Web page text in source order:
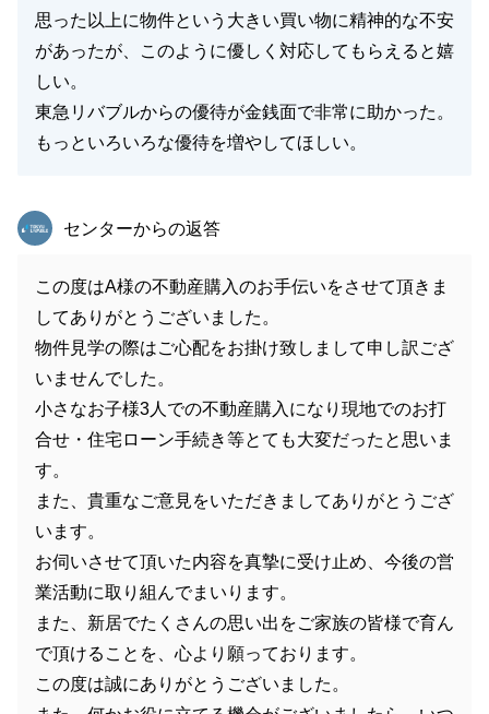
思った以上に物件という大きい買い物に精神的な不安
があったが、このように優しく対応してもらえると嬉
しい。
東急リバブルからの優待が金銭面で非常に助かった。
もっといろいろな優待を増やしてほしい。
東急リバブル
センターからの返答
この度はA様の不動産購入のお手伝いをさせて頂きま
してありがとうございました。
物件見学の際はご心配をお掛け致しまして申し訳ござ
いませんでした。
小さなお子様3人での不動産購入になり現地でのお打
合せ・住宅ローン手続き等とても大変だったと思いま
す。
また、貴重なご意見をいただきましてありがとうござ
います。
お伺いさせて頂いた内容を真摯に受け止め、今後の営
業活動に取り組んでまいります。
また、新居でたくさんの思い出をご家族の皆様で育ん
で頂けることを、心より願っております。
この度は誠にありがとうございました。